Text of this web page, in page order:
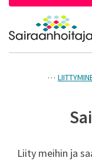
Etusivulle
Liity meihin ja